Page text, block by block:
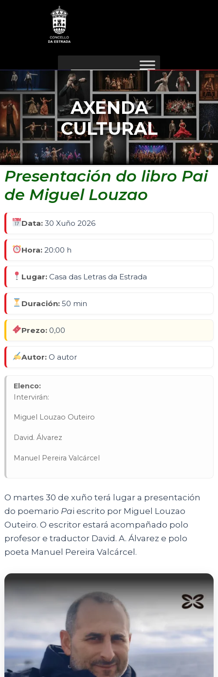
AXENDA
CULTURAL
Presentación do libro Pai
de Miguel Louzao
Data: 30 Xuño 2026
Hora: 20:00 h
Lugar: Casa das Letras da Estrada
Duración: 50 min
Prezo: 0,00
Autor: O autor
Elenco:
Intervirán:
Miguel Louzao Outeiro
David. Álvarez
Manuel Pereira Valcárcel
O martes 30 de xuño terá lugar a presentación
do poemario Pai escrito por Miguel Louzao
Outeiro. O escritor estará acompañado polo
profesor e traductor David. A. Álvarez e polo
poeta Manuel Pereira Valcárcel.